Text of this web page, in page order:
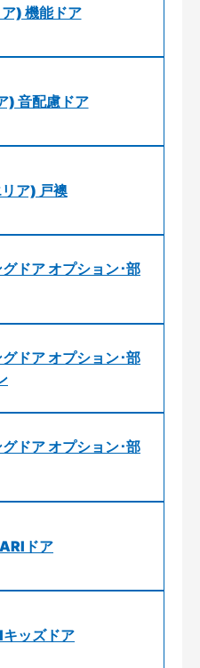
) 機能ドア
) 音配慮ドア
ア) 戸襖
ドア オプション･部
ドア オプション･部
ドア オプション･部
ドア
ッズドア